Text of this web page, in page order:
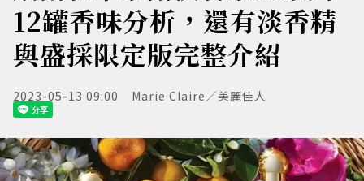
12罐香味分析，還有淡香精
與盛採限定版完整介紹
2023-05-13 09:00 Marie Claire／美麗佳人